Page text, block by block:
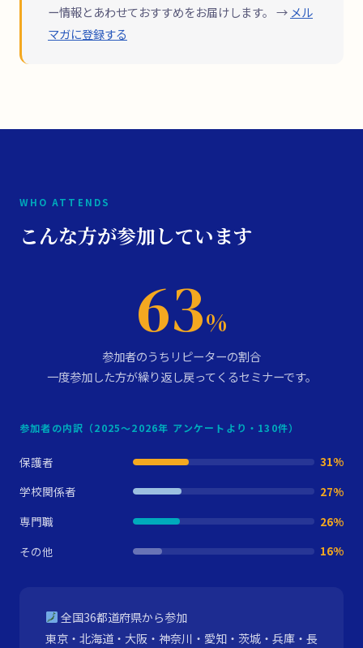
ー情報とあわせておすすめをお届けします。 → メル
マガに登録する
WHO ATTENDS
こんな方が参加しています
63%
参加者のうちリピーターの割合
一度参加した方が繰り返し戻ってくるセミナーです。
参加者の内訳（2025〜2026年 アンケートより・130件）
保護者 31%
学校関係者 27%
専門職 26%
その他 16%
全国36都道府県から参加
東京・北海道・大阪・神奈川・愛知・茨城・兵庫・長